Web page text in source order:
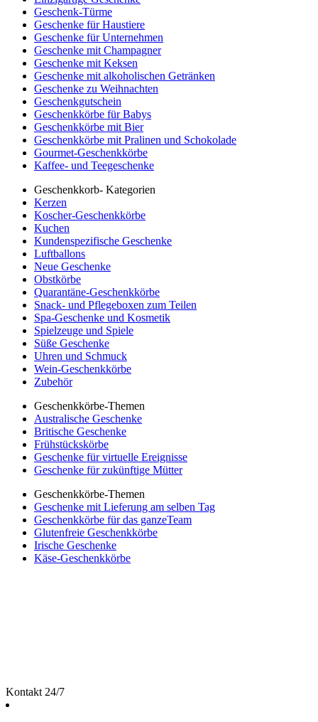
Geschenk-Türme
Geschenke für Haustiere
Geschenke für Unternehmen
Geschenke mit Champagner
Geschenke mit Keksen
Geschenke mit alkoholischen Getränken
Geschenke zu Weihnachten
Geschenkgutschein
Geschenkkörbe für Babys
Geschenkkörbe mit Bier
Geschenkkörbe mit Pralinen und Schokolade
Gourmet-Geschenkkörbe
Kaffee- und Teegeschenke
Geschenkkorb- Kategorien
Kerzen
Koscher-Geschenkkörbe
Kuchen
Kundenspezifische Geschenke
Luftballons
Neue Geschenke
Obstkörbe
Quarantäne-Geschenkkörbe
Snack- und Pflegeboxen zum Teilen
Spa-Geschenke und Kosmetik
Spielzeuge und Spiele
Süße Geschenke
Uhren und Schmuck
Wein-Geschenkkörbe
Zubehör
Geschenkkörbe-Themen
Australische Geschenke
Britische Geschenke
Frühstückskörbe
Geschenke für virtuelle Ereignisse
Geschenke für zukünftige Mütter
Geschenkkörbe-Themen
Geschenke mit Lieferung am selben Tag
Geschenkkörbe für das ganzeTeam
Glutenfreie Geschenkkörbe
Irische Geschenke
Käse-Geschenkkörbe
Kontakt 24/7